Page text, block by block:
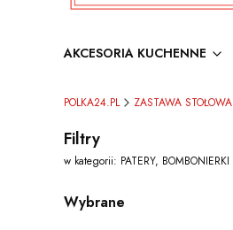
AKCESORIA KUCHENNE
POLKA24.PL ZASTAWA STOŁOWA
Filtry
w kategorii: PATERY, BOMBONIERKI
Wybrane